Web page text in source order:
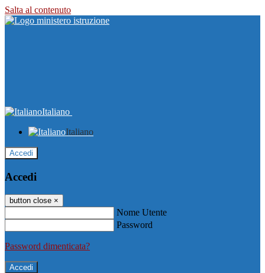
Salta al contenuto
Italiano
Italiano
Accedi
Accedi
button close ×
Nome Utente
Password
Password dimenticata?